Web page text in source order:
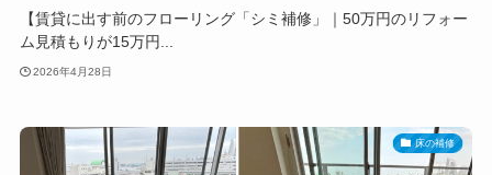
【賃貸に出す前のフローリング「シミ補修」｜50万円のリフォー
ム見積もりが15万円...
2026年4月28日
床の補修